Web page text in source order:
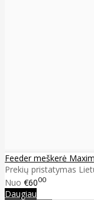
Feeder meškerė
Prekių pristatymas
Nuo €6000
Daugiau